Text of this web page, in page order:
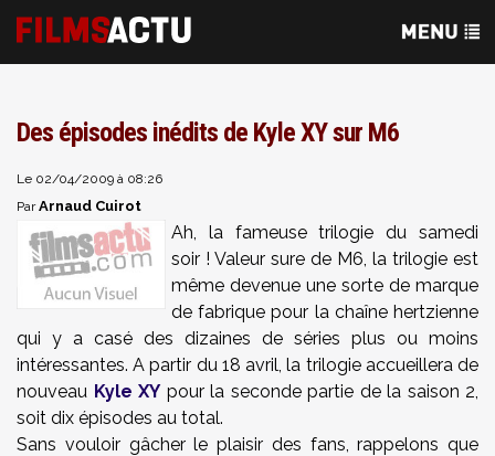
Des épisodes inédits de Kyle XY sur M6
Le 02/04/2009 à 08:26
ParArnaud Cuirot
Ah, la fameuse trilogie du samedi
soir ! Valeur sure de M6, la trilogie est
même devenue une sorte de marque
de fabrique pour la chaîne hertzienne
qui y a casé des dizaines de séries plus ou moins
intéressantes. A partir du 18 avril, la trilogie accueillera de
nouveau Kyle XY pour la seconde partie de la saison 2,
soit dix épisodes au total.
Sans vouloir gâcher le plaisir des fans, rappelons que